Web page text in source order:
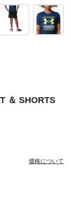
＆ SHORTS
価格について